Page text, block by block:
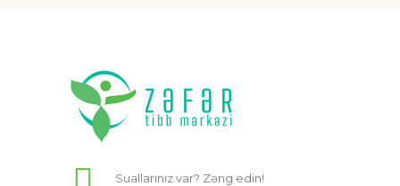
Suallarınız var? Zəng edin!